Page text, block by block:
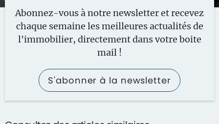
Abonnez-vous à notre newsletter et recevez
chaque semaine les meilleures actualités de
l'immobilier, directement dans votre boite
mail !
S'abonner à la newsletter